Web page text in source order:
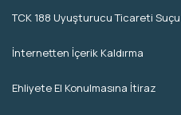
TCK 188 Uyuşturucu Ticareti Suçu
İnternetten İçerik Kaldırma
Ehliyete El Konulmasına İtiraz